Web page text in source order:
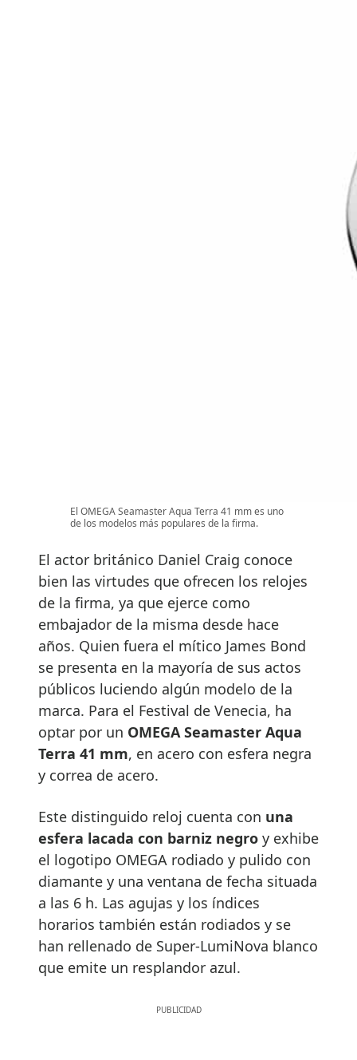
El OMEGA Seamaster Aqua Terra 41 mm es uno
de los modelos más populares de la firma.
El actor británico Daniel Craig conoce
bien las virtudes que ofrecen los relojes
de la firma, ya que ejerce como
embajador de la misma desde hace
años. Quien fuera el mítico James Bond
se presenta en la mayoría de sus actos
públicos luciendo algún modelo de la
marca. Para el Festival de Venecia, ha
optar por un OMEGA Seamaster Aqua
Terra 41 mm, en acero con esfera negra
y correa de acero.
Este distinguido reloj cuenta con una
esfera lacada con barniz negro y exhibe
el logotipo OMEGA rodiado y pulido con
diamante y una ventana de fecha situada
a las 6 h. Las agujas y los índices
horarios también están rodiados y se
han rellenado de Super-LumiNova blanco
que emite un resplandor azul.